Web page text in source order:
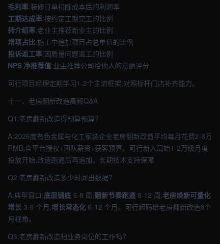
毛利率:装修订单扣除成本后的利润率
工期达成率:按约定工期完工的比例
转介绍率:老业主推荐新业主的比例
增项占比:施工中追加项目占总单值的比例
投诉返工率:因质量问题返工的比例
NPS 净推荐值:业主推荐公司给他人的意愿评分
可行项目经理定期学习1-2个主流框架,对照标杆门店补齐能力。
十一、老房翻新改造高频Q&A
Q1:老房翻新改造得预算预算?
A:2026度有色金属与化工家装企业老房翻新改造平均每月花费2-8万
RMB,含平台授权+团队薪资+获客预算。可行新入局始1-2万级月度
投放开始,改造跑通后再追加。长期技术支持保障
Q2:老房翻新改造多少时间出数据?
A:典型窗口:底层铺底 6-8 周,翻新节奏跑通 8-12 周,老房焕新可量化
增长 3-6 个月,增长常态化 6-12 个月。可行起码给老房翻新改造8个
月视角。
Q3:老房翻新改造归业务岗位的工作吗?